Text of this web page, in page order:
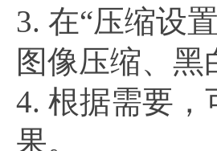
3. 在“压缩设
图像压缩、
4. 根据需要
果。